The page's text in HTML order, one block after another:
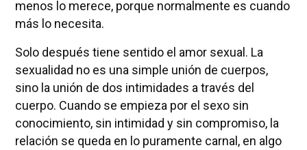
menos lo merece, porque normalmente es cuando
más lo necesita.
Solo después tiene sentido el amor sexual. La
sexualidad no es una simple unión de cuerpos,
sino la unión de dos intimidades a través del
cuerpo. Cuando se empieza por el sexo sin
conocimiento, sin intimidad y sin compromiso, la
relación se queda en lo puramente carnal, en algo